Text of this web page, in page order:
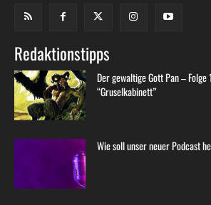
Redaktionstipps
Der gewaltige Gott Pan –
“Gruselkabinett”
Wie soll unser neuer Podcast